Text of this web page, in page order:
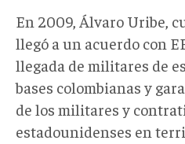
En 2009, Álvaro Uribe,
llegó a un acuerdo con
llegada de militares de
bases colombianas y
de los militares y
estadounidenses en